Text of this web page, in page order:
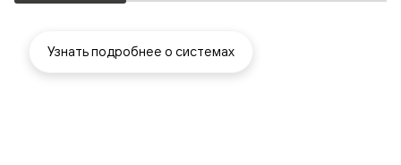
Узнать подробнее о системах